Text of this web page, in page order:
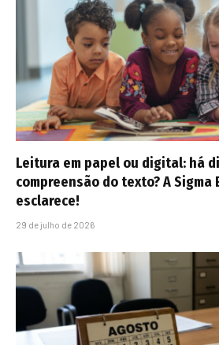
Leitura em papel ou digital: há
compreensão do texto? A Sigma
esclarece!
29 de julho de 2026